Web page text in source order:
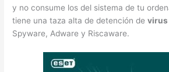
y no consume los del sistema de tu
tiene una taza alta de detención devirus
Spyware, Adware y Riscaware.